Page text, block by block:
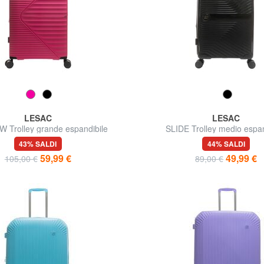
LESAC
Trolley grande espandibile
43% SALDI
105,00 € 59,99 €
LESAC
SLIDE Trolley medio
ultraresistente
44% SALDI
89,00 € 49,99 €